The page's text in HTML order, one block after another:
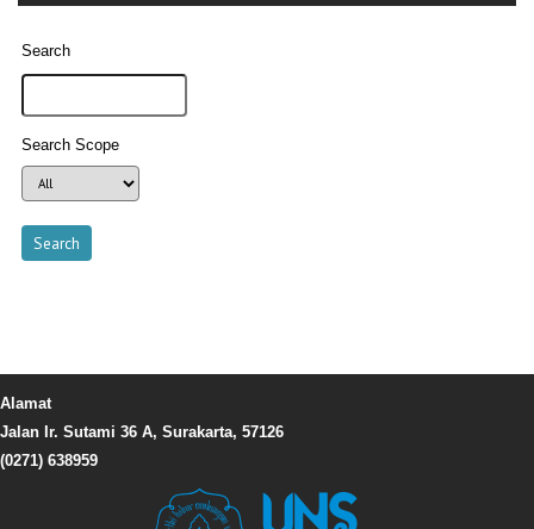
Search
Search Scope
Alamat
Jalan Ir. Sutami 36 A, Surakarta, 57126
(0271) 638959